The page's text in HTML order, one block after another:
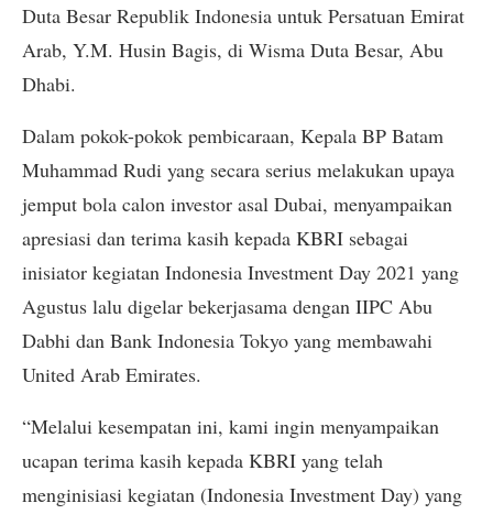
Duta Besar Republik Indonesia untuk Persatuan Emirat
Arab, Y.M. Husin Bagis, di Wisma Duta Besar, Abu
Dhabi.
Dalam pokok-pokok pembicaraan, Kepala BP Batam
Muhammad Rudi yang secara serius melakukan upaya
jemput bola calon investor asal Dubai, menyampaikan
apresiasi dan terima kasih kepada KBRI sebagai
inisiator kegiatan Indonesia Investment Day 2021 yang
Agustus lalu digelar bekerjasama dengan IIPC Abu
Dabhi dan Bank Indonesia Tokyo yang membawahi
United Arab Emirates.
“Melalui kesempatan ini, kami ingin menyampaikan
ucapan terima kasih kepada KBRI yang telah
menginisiasi kegiatan (Indonesia Investment Day) yang